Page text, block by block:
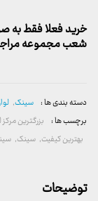
خرید فعلا فقط به
شعب مجموعه
دسته بندی ها : سینک,
برچسب ها : بزرگترین
بهترین کیفیت, سینک,
توضیحات